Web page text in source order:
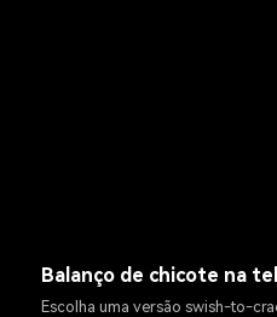
Balanço de chicote na
Escolha uma versão swish-to-